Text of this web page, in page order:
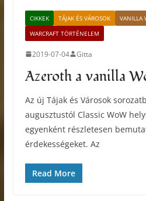
CIKKEK TÁJAK ÉS VÁROSOK VANILLA
WARCRAFT TÖRTÉNELEM
2019-07-04 Gitta
Azeroth a vanilla
Az új Tájak és Városok
augusztustól Classic WoW
egyenként részletesen
érdekességeket. Az
Read More